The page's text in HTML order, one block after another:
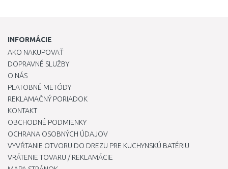
INFORMÁCIE
AKO NAKUPOVAŤ
DOPRAVNÉ SLUŽBY
O NÁS
PLATOBNÉ METÓDY
REKLAMAČNÝ PORIADOK
KONTAKT
OBCHODNÉ PODMIENKY
OCHRANA OSOBNÝCH ÚDAJOV
VYVŔTANIE OTVORU DO DREZU PRE KUCHYNSKÚ BATÉRIU
VRÁTENIE TOVARU / REKLAMÁCIE